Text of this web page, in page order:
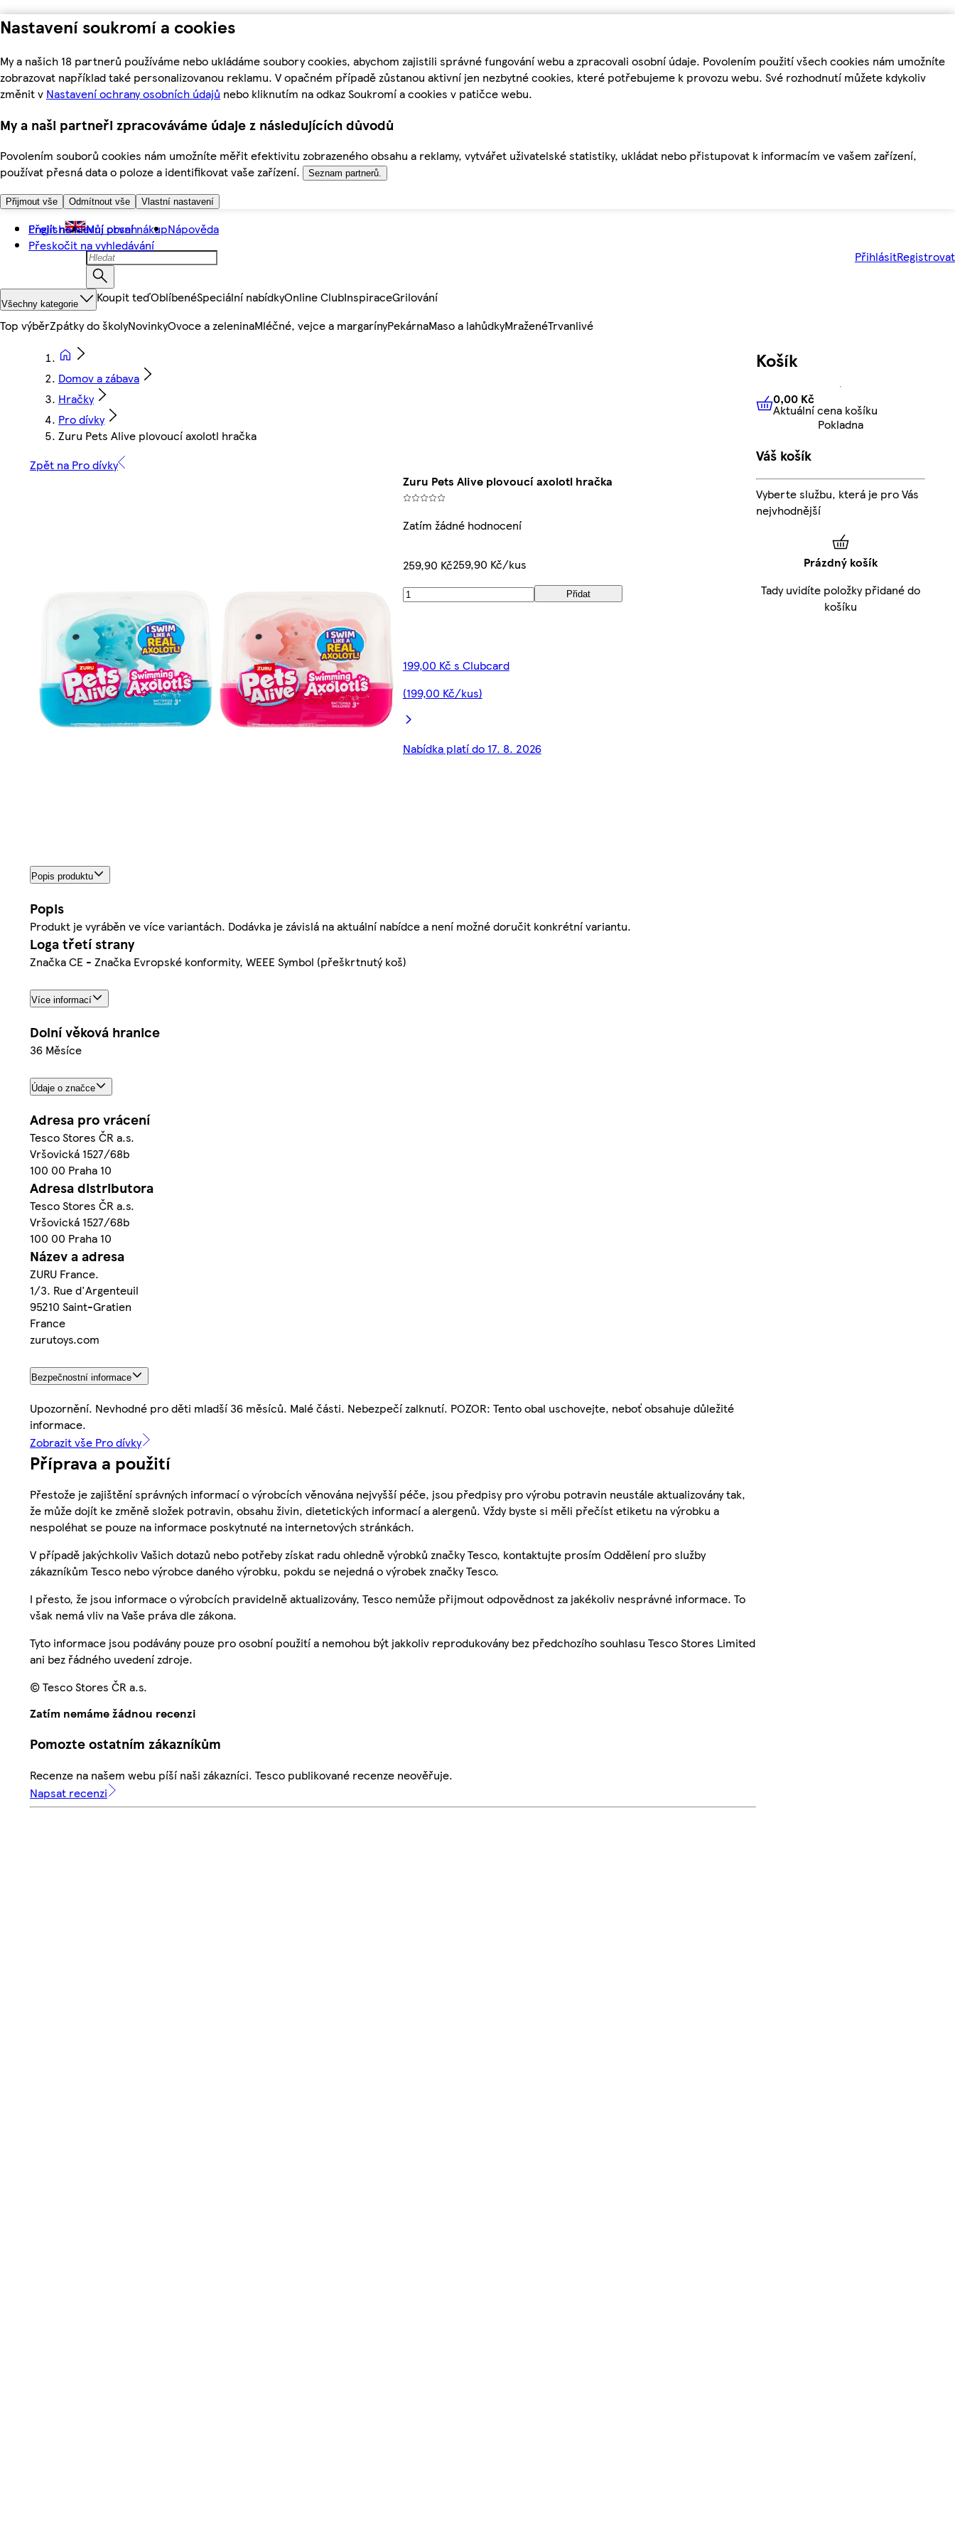
Nastavení soukromí a cookies
My a našich 18 partnerů používáme nebo ukládáme soubory cookies, abychom zajistili správné fungování webu a zpracovali osobní údaje. Povolením použití všech cookies nám umožníte
zobrazovat například také personalizovanou reklamu. V opačném případě zůstanou aktivní jen nezbytné cookies, které potřebujeme k provozu webu. Své rozhodnutí můžete kdykoliv
změnit v Nastavení ochrany osobních údajů nebo kliknutím na odkaz Soukromí a cookies v patičce webu.
My a naši partneři zpracováváme údaje z následujících důvodů
Povolením souborů cookies nám umožníte měřit efektivitu zobrazeného obsahu a reklamy, vytvářet uživatelské statistiky, ukládat nebo přistupovat k informacím ve vašem zařízení,
používat přesná data o poloze a identifikovat vaše zařízení.
Seznam partnerů.
Přijmout vše Odmítnout vše Vlastní nastavení
Přejít na hlavní obsah
Přeskočit na vyhledávání
English Můj první nákupNápověda
PřihlásitRegistrovat
Všechny kategorie Koupit teďOblíbenéSpeciální nabídkyOnline ClubInspiraceGrilování
Top výběrZpátky do školyNovinkyOvoce a zeleninaMléčné, vejce a margarínyPekárnaMaso a lahůdkyMraženéTrvanlivé
Domov a zábava
Hračky
Pro dívky
Zuru Pets Alive plovoucí axolotl hračka
Zpět na Pro dívky
Zuru Pets Alive plovoucí axolotl hračka
Zatím žádné hodnocení
259,90 Kč259,90 Kč/kus
Přidat
199,00 Kč s Clubcard
(199,00 Kč/kus)
Nabídka platí do 17. 8. 2026
Popis produktu
Popis
Produkt je vyráběn ve více variantách. Dodávka je závislá na aktuální nabídce a není možné doručit konkrétní variantu.
Loga třetí strany
Značka CE - Značka Evropské konformity, WEEE Symbol (přeškrtnutý koš)
Více informací
Dolní věková hranice
36 Měsíce
Údaje o značce
Adresa pro vrácení
Tesco Stores ČR a.s.
Vršovická 1527/68b
100 00 Praha 10
Adresa distributora
Tesco Stores ČR a.s.
Vršovická 1527/68b
100 00 Praha 10
Název a adresa
ZURU France.
1/3. Rue d'Argenteuil
95210 Saint-Gratien
France
zurutoys.com
Bezpečnostní informace
Upozornění. Nevhodné pro děti mladší 36 měsíců. Malé části. Nebezpečí zalknutí. POZOR: Tento obal uschovejte, neboť obsahuje důležité
informace.
Zobrazit vše Pro dívky
Příprava a použití
Přestože je zajištění správných informací o výrobcích věnována nejvyšší péče, jsou předpisy pro výrobu potravin neustále aktualizovány tak,
že může dojít ke změně složek potravin, obsahu živin, dietetických informací a alergenů. Vždy byste si měli přečíst etiketu na výrobku a
nespoléhat se pouze na informace poskytnuté na internetových stránkách.
V případě jakýchkoliv Vašich dotazů nebo potřeby získat radu ohledně výrobků značky Tesco, kontaktujte prosím Oddělení pro služby
zákazníkům Tesco nebo výrobce daného výrobku, pokdu se nejedná o výrobek značky Tesco.
I přesto, že jsou informace o výrobcích pravidelně aktualizovány, Tesco nemůže přijmout odpovědnost za jakékoliv nesprávné informace. To
však nemá vliv na Vaše práva dle zákona.
Tyto informace jsou podávány pouze pro osobní použití a nemohou být jakkoliv reprodukovány bez předchozího souhlasu Tesco Stores Limited
ani bez řádného uvedení zdroje.
© Tesco Stores ČR a.s.
Zatím nemáme žádnou recenzi
Pomozte ostatním zákazníkům
Recenze na našem webu píší naši zákazníci. Tesco publikované recenze neověřuje.
Napsat recenzi
Košík
0,00 KčAktuální cena košíku
0,00 Kč
Aktuální cena košíku
Pokladna
Váš košík
Vyberte službu, která je pro Vás
nejvhodnější
Prázdný košík
Tady uvidíte položky přidané do
košíku